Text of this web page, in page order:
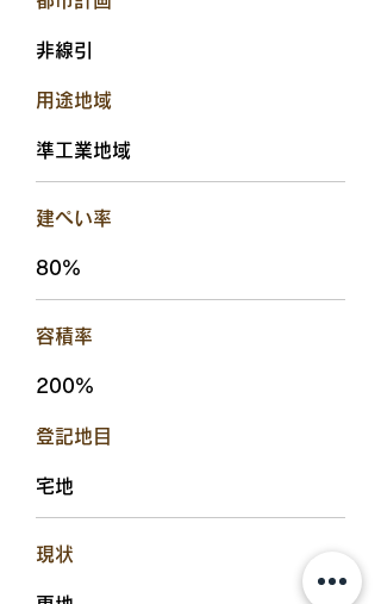
非線引
用途地域
準工業地域
建ぺい率
80%
容積率
200%
​登記地目
宅地
現状